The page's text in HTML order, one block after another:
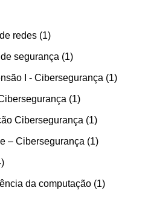
redes 1
segurança 1
I - Cibersegurança 1
1
Cibersegurança 1
– Cibersegurança 1
da computação 1